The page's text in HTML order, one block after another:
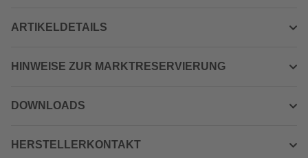
ARTIKELDETAILS
HINWEISE ZUR MARKTRESERVIERUNG
DOWNLOADS
HERSTELLERKONTAKT